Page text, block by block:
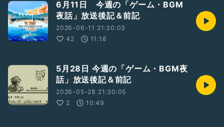
6月11日 今週の「ゲーム・BGM
夜話」放送後記＆前記
2026-06-11 21:30:03
42
11:18
5月28日 今週の「ゲーム・BGM夜
話」放送後記＆前記
2026-05-28 21:30:05
2
10:49